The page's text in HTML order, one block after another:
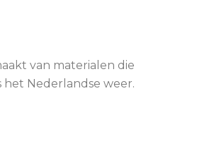
van materialen die
Nederlandse weer.